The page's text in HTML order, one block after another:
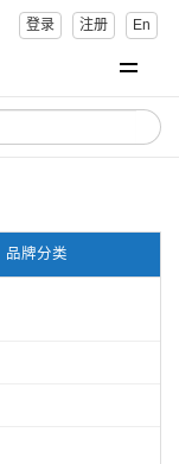
登录 注册 En
品牌分类